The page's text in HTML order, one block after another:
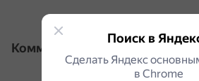
Комментарии
Поиск в
Сделать Яндекс
в Сhrome